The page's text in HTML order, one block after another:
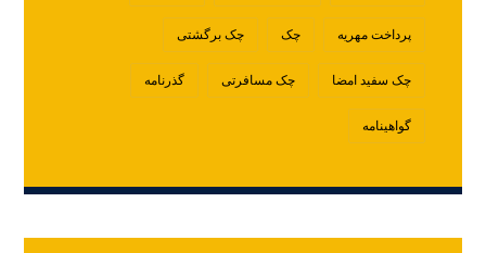
پرداخت مهریه چک چک برگشتی
چک سفید امضا چک مسافرتی گذرنامه
گواهینامه